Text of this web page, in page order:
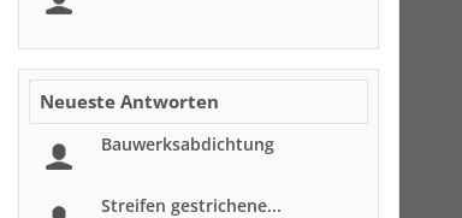
Neueste Antworten
Bauwerksabdichtung
Streifen gestrichene...